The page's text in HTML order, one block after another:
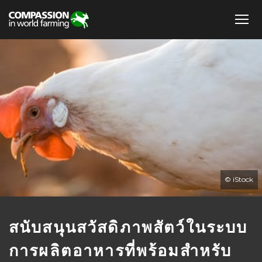
© iStock
สนับสนุนสวัสดิภาพสัตว์ในระบบ
การผลิตอาหารที่พร้อมสำหรับ